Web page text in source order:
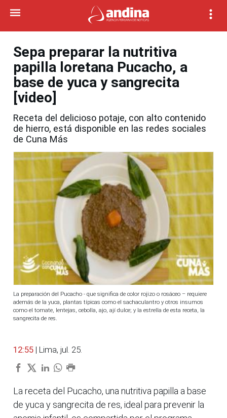
Sepa preparar la nutritiva
papilla loretana Pucacho, a
base de yuca y sangrecita
[video]
Receta del delicioso potaje, con alto contenido
de hierro, está disponible en las redes sociales
de Cuna Más
La preparación del Pucacho - que significa de color rojizo o rosáceo – requiere
además de la yuca, plantas típicas como el sachaculantro y otros insumos
como el tomate, lentejas, cebolla, ajo, ají dulce; y la estrella de esta receta, la
sangrecita de res.
12:55 | Lima, jul. 25.
La receta del Pucacho, una nutritiva papilla a base
de yuca y sangrecita de res, ideal para prevenir la